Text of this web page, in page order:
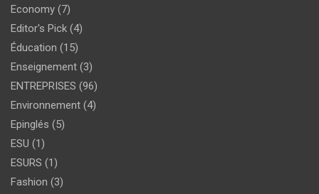
Economy (7)
Editor's Pick (4)
Éducation (15)
Enseignement (3)
ENTREPRISES (96)
Environnement (4)
Epinglés (5)
ESU (1)
ESURS (1)
Fashion (3)